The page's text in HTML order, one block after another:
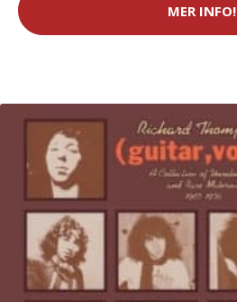
MER INFO!